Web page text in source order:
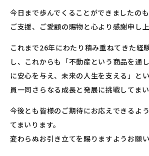
今日まで歩んでくることができましたの
ご支援、ご愛顧の賜物と心より感謝申し上
これまで26年にわたり積み重ねてきた経
し、これからも「不動産という商品を通
に安心を与え、未来の人生を支える」と
員一同さらなる成長と発展に挑戦してまい
今後とも皆様のご期待にお応えできるよ
てまいります。
変わらぬお引き立てを賜りますようお願い